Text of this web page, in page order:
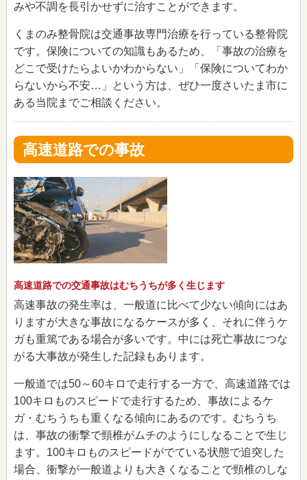
みや不調を長引かせずに治すことができます。
くまのみ整骨院は交通事故専門治療を行っている整骨院
です。保険についての知識もあるため、「事故の治療を
どこで受けたらよいかわからない」「保険についてわか
らないから不安…」という方は、ぜひ一度さいたま市に
ある当院までご相談ください。
高速道路での事故
高速道路での交通事故はむちうちが多く生じます
高速事故の発生率は、一般道に比べて少ない傾向にはあ
りますが大きな事故になるケースが多く、それに伴うケ
ガも重篤である場合が多いです。中には死亡事故につな
がる大事故が発生した記録もあります。
一般道では50～60キロで走行する一方で、高速道路では
100キロものスピードで走行するため、事故によるケ
ガ・むちうちも重くなる傾向にあるのです。むちうち
は、事故の衝撃で頸椎がムチのようにしなることで生じ
ます。100キロものスピードがでている状態で追突した
場合、衝撃が一般道よりも大きくなることで頸椎のしな